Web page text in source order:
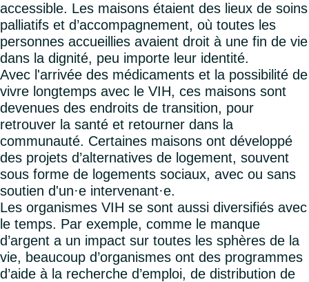
accessible. Les maisons étaient des lieux de soins
palliatifs et d’accompagnement, où toutes les
personnes accueillies avaient droit à une fin de vie
dans la dignité, peu importe leur identité.
Avec l'arrivée des médicaments et la possibilité de
vivre longtemps avec le VIH, ces maisons sont
devenues des endroits de transition, pour
retrouver la santé et retourner dans la
communauté. Certaines maisons ont développé
des projets d’alternatives de logement, souvent
sous forme de logements sociaux, avec ou sans
soutien d'un·e intervenant·e.
Les organismes VIH se sont aussi diversifiés avec
le temps. Par exemple, comme le manque
d’argent a un impact sur toutes les sphères de la
vie, beaucoup d’organismes ont des programmes
d’aide à la recherche d’emploi, de distribution de